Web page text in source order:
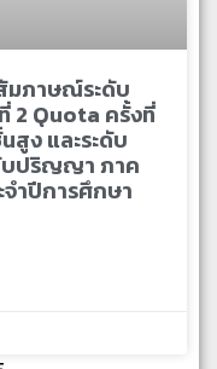
มภาษณ์ระดับ
2 Quota ครั้งที่
สูง และระดับ
บปริญญา ภาค
ำปีการศึกษา